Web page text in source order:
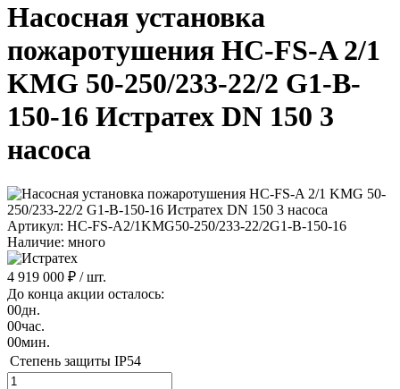
Насосная установка
пожаротушения HC-FS-A 2/1
KMG 50-250/233-22/2 G1-B-
150-16 Истратех DN 150 3
насоса
Артикул: HC-FS-A2/1KMG50-250/233-22/2G1-B-150-16
Наличие: много
4 919 000 ₽ / шт.
До конца акции осталось:
00дн.
00час.
00мин.
Степень защиты IP54